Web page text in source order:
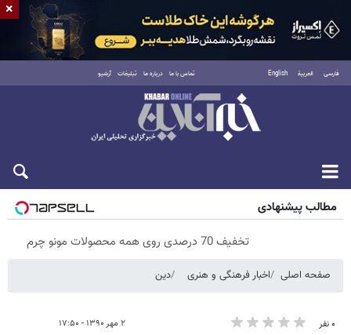
فارسی العربية English تماس با ما درباره ما تبلیغات آرشیو
پنجشنبه ۱۵ مرداد ۱۴۰۵
مطالب پیشنهادی
تخفیف 70 درصدی روی همه محصولات مونو چرم
صفحه اصلی اخبار فرهنگی و هنری دین
۰ نفر ۲ مهر ۱۳۹۰ - ۱۷:۵۰
×